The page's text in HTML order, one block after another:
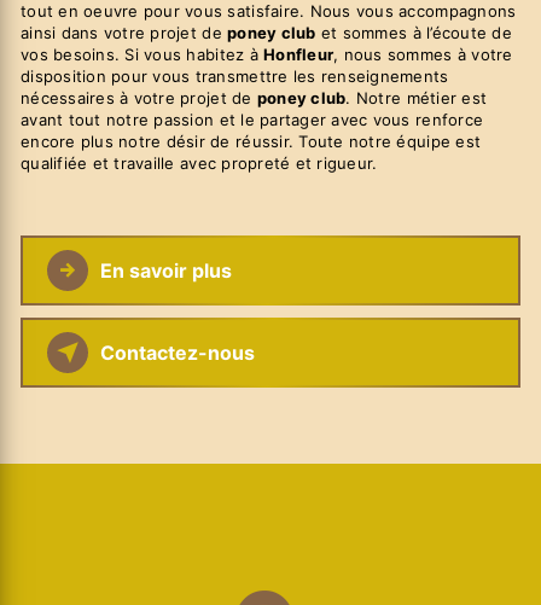
tout en oeuvre pour vous satisfaire. Nous vous accompagnons
ainsi dans votre projet deponey club et sommes à l’écoute de
vos besoins. Si vous habitez àHonfleur, nous sommes à votre
disposition pour vous transmettre les renseignements
nécessaires à votre projet de poney club. Notre métier est
avant tout notre passion et le partager avec vous renforce
encore plus notre désir de réussir. Toute notre équipe est
qualifiée et travaille avec propreté et rigueur.
En savoir plus
Contactez-nous